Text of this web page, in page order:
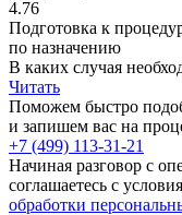
4.76
Подготовка к
по назначению
В каких случая
Читать
Поможем быстро
и запишем вас на
+7 (499) 113-31-21
Начиная разговор с
соглашаетесь с
обработки